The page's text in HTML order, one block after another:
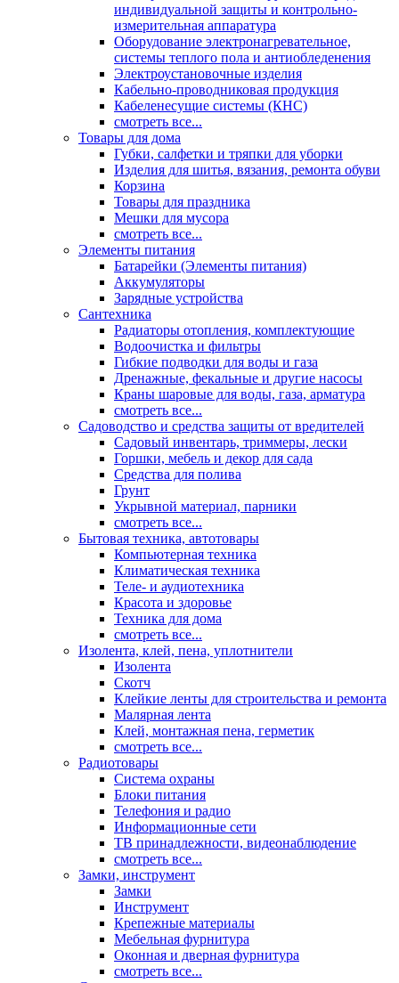
индивидуальной защиты и контрольно-
измерительная аппаратура
Оборудование электронагревательное,
системы теплого пола и антиобледенения
Электроустановочные изделия
Кабельно-проводниковая продукция
Кабеленесущие системы (КНС)
смотреть все...
Товары для дома
Губки, салфетки и тряпки для уборки
Изделия для шитья, вязания, ремонта обуви
Корзина
Товары для праздника
Мешки для мусора
смотреть все...
Элементы питания
Батарейки (Элементы питания)
Аккумуляторы
Зарядные устройства
Сантехника
Радиаторы отопления, комплектующие
Водоочистка и фильтры
Гибкие подводки для воды и газа
Дренажные, фекальные и другие насосы
Краны шаровые для воды, газа, арматура
смотреть все...
Садоводство и средства защиты от вредителей
Садовый инвентарь, триммеры, лески
Горшки, мебель и декор для сада
Средства для полива
Грунт
Укрывной материал, парники
смотреть все...
Бытовая техника, автотовары
Компьютерная техника
Климатическая техника
Теле- и аудиотехника
Красота и здоровье
Техника для дома
смотреть все...
Изолента, клей, пена, уплотнители
Изолента
Скотч
Клейкие ленты для строительства и ремонта
Малярная лента
Клей, монтажная пена, герметик
смотреть все...
Радиотовары
Система охраны
Блоки питания
Телефония и радио
Информационные сети
ТВ принадлежности, видеонаблюдение
смотреть все...
Замки, инструмент
Замки
Инструмент
Крепежные материалы
Мебельная фурнитура
Оконная и дверная фурнитура
смотреть все...